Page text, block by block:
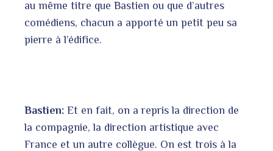
au même titre que Bastien ou que d’autres
comédiens, chacun a apporté un petit peu sa
pierre à l’édifice.
Bastien: Et en fait, on a repris la direction de
la compagnie, la direction artistique avec
France et un autre collègue. On est trois à la